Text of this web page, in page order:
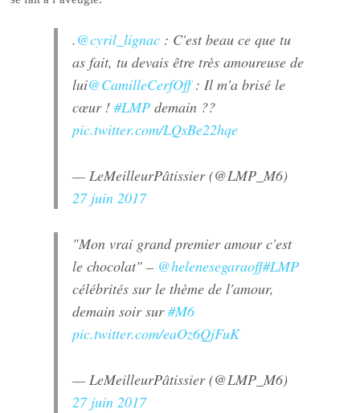
.@cyril_lignac : C'est beau ce que tu
as fait, tu devais être très amoureuse de
lui@CamilleCerfOff: Il m'a brisé le
cœur !#LMP demain ??
pic.twitter.com/LQsBe22hqe
— LeMeilleurPâtissier (@LMP_M6)
27 juin 2017
"Mon vrai grand premier amour c'est
le chocolat" – @helenesegaraoff#LMP
célébrités sur le thème de l'amour,
demain soir sur#M6
pic.twitter.com/eaOz6QjFuK
— LeMeilleurPâtissier (@LMP_M6)
27 juin 2017